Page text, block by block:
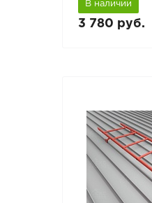
В наличии
3 780 руб.